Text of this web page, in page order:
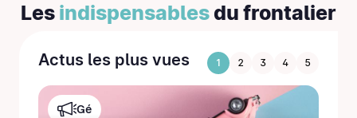
Les indispensables du frontalier
Actus les plus vues 1 2 3 4 5
Gé